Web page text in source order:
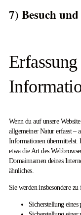
7) Besuch
Wenn du auf unsere
allgemeiner Natur erfasst –
Informationen übermittelst.
etwa die Art des
Domainnamen deines
ähnliches.
Sie werden insbesondere
Sicherstellung eines